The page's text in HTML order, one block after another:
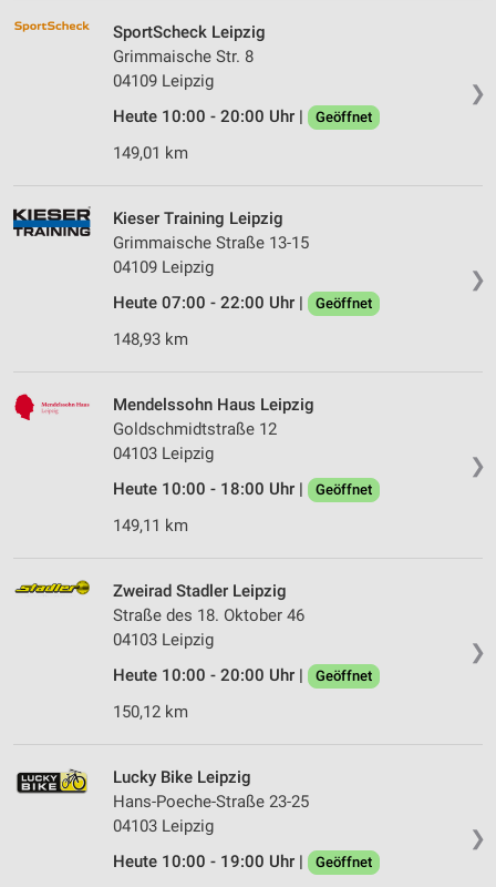
❯
SportScheck Leipzig
Grimmaische Str. 8
04109 Leipzig
Heute 10:00 - 20:00 Uhr |
Geöffnet
149,01 km
❯
Kieser Training Leipzig
Grimmaische Straße 13-15
04109 Leipzig
Heute 07:00 - 22:00 Uhr |
Geöffnet
148,93 km
❯
Mendelssohn Haus Leipzig
Goldschmidtstraße 12
04103 Leipzig
Heute 10:00 - 18:00 Uhr |
Geöffnet
149,11 km
❯
Zweirad Stadler Leipzig
Straße des 18. Oktober 46
04103 Leipzig
Heute 10:00 - 20:00 Uhr |
Geöffnet
150,12 km
❯
Lucky Bike Leipzig
Hans-Poeche-Straße 23-25
04103 Leipzig
Heute 10:00 - 19:00 Uhr |
Geöffnet